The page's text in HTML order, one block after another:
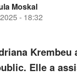
Moskal
- 18:32
Elle a